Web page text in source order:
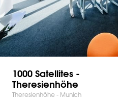
1000 Satellites -
Theresienhöhe
Theresienhöhe - Munich